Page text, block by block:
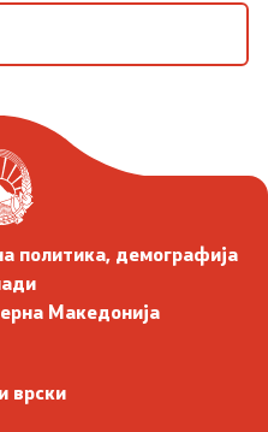
политика, демографија
Македонија
врски